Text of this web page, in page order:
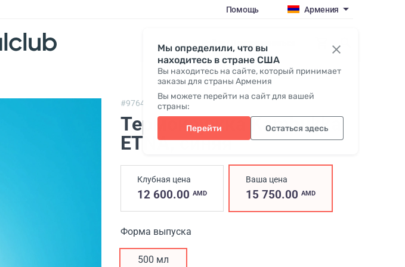
Мы определили, что вы
находитесь в стране США
Вы находитесь на сайте, который принимает
заказы для страны Армения
Вы можете перейти на сайт для вашей
страны:
Перейти Остаться здесь
Помощь Армения
#97642, Kambukka ETNA 500 for coralclub
Термокружка Kambukka
ETNA, синяя
Клубная цена
12 600.00 AMD
Ваша цена
15 750.00 AMD
Форма выпуска
500 мл